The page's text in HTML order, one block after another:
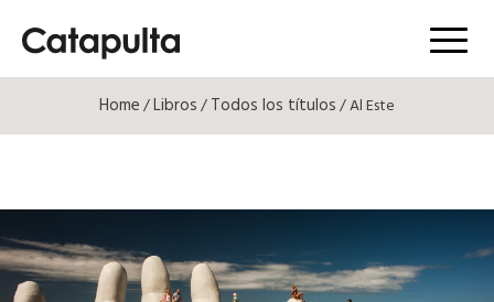
Menú
Home/Libros/Todos los títulos/ Al Este